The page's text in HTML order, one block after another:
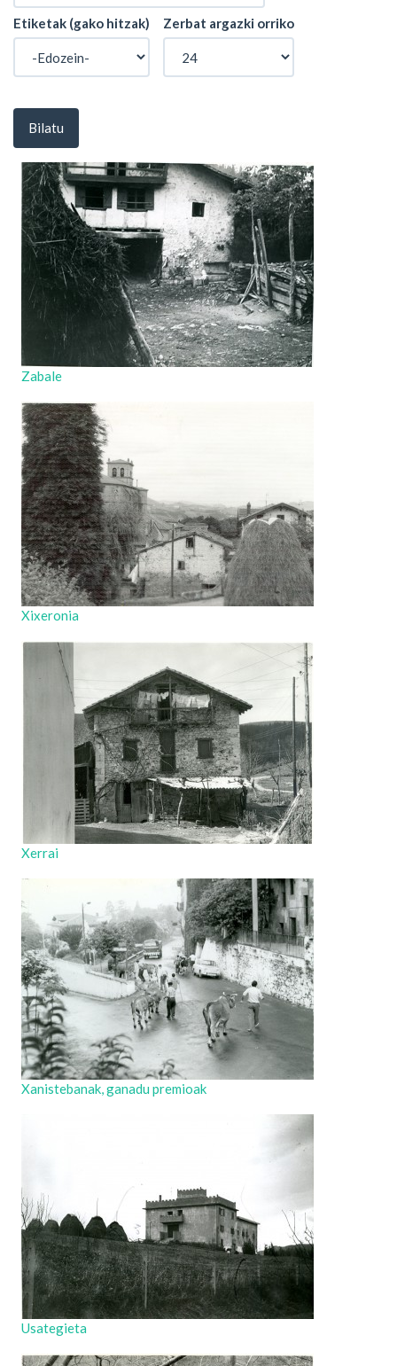
Etiketak (gako hitzak) Zerbat argazki orriko
Bilatu
Zabale
Xixeronia
Xerrai
Xanistebanak, ganadu premioak
Usategieta